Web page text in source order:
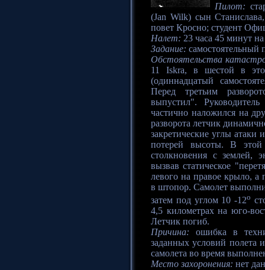
Пилот:
(Jan Wilk) сын
повет Кросно; студент
Налет: 23 часа 45 минут
Задание: самостоятельный
Обстоятельства
11 Iskra, в шестой в
(одиннадцатый
Перед третьим
выпустил".
частично наложился на
разворота летчик
закретические углы атаки
потерей высоты. В этой
столкновения с землей,
вызвав статическое
левого на правое крыло, а
в штопор. Самолет
затем под углом 10 -12o
4,5 километрах на юго-
Летчик погиб.
Причина: ошибка в
заданных условий полета
самолета во время
Место захоронения: нет